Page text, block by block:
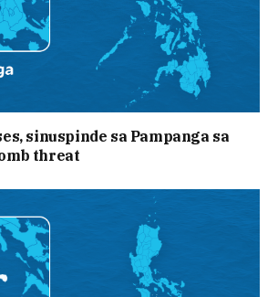
sinuspinde sa Pampanga sa
threat